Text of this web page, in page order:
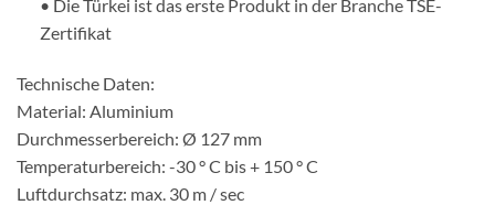
• Die Türkei ist das erste Produkt in der Branche TSE-
Zertifikat
Technische Daten:
Material: Aluminium
Durchmesserbereich: Ø 127 mm
Temperaturbereich: -30 ° C bis + 150 ° C
Luftdurchsatz: max. 30 m / sec